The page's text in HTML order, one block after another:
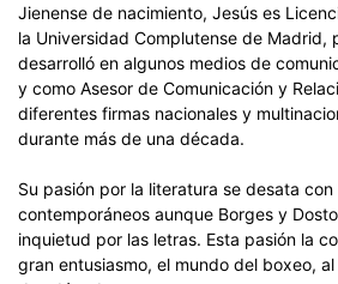
Jienense de nacimiento, Jesús es
la Universidad Complutense de Madrid,
desarrolló en algunos medios de
y como Asesor de Comunicación y
diferentes firmas nacionales y
durante más de una década.
Su pasión por la literatura se desata
contemporáneos aunque Borges y
inquietud por las letras. Esta pasión la
gran entusiasmo, el mundo del boxeo,